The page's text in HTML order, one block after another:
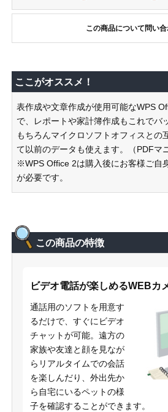
この商品について問い
ここがオススメ！
表作成や文章作成が使用可能なWPS
で、レポートや家計簿作成もこれでバ
もちろんマイクロソフトオフィスとの
て以前のデータも使えます。（PDFマ
※WPS Office 2は購入後にお客様ご自
が必要です。
この商品の特徴
ビデオ電話が楽しめるWEBカ
通話用のソフトを用意す
るだけで、すぐにビデオ
チャットが可能。遠方の
家族や友達と顔を見なが
らリアルタイムでの会話
を楽しんだり、外出先か
ら自宅にいるペットの様
子を確認することができます。